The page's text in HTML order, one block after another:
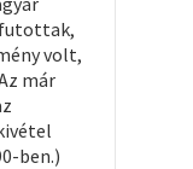
volt,
már
ben.)